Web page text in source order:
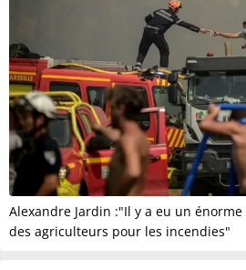
Alexandre Jardin :"Il y a eu un
des agriculteurs pour les incendies"